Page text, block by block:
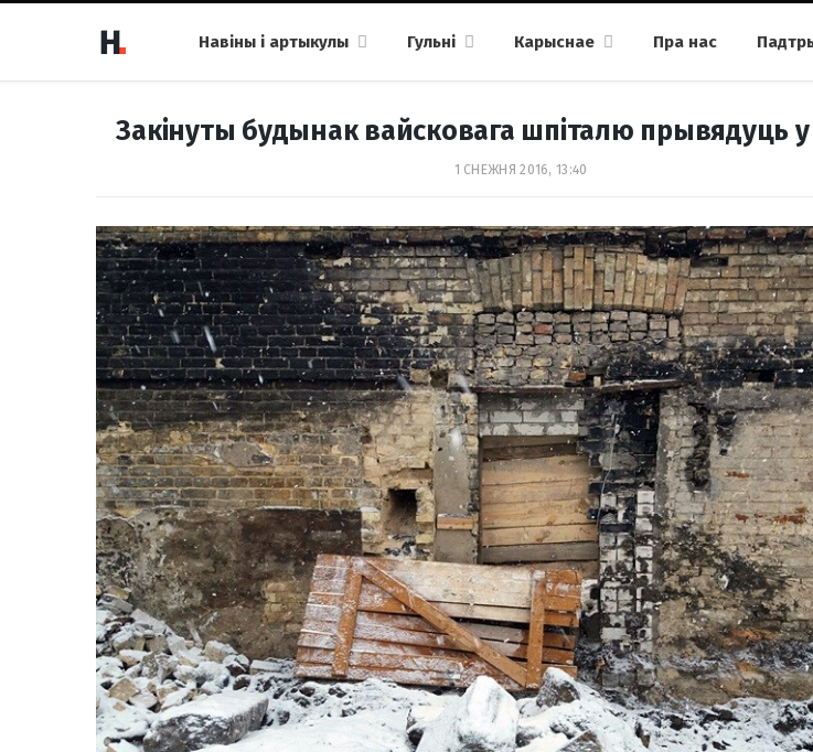
Навіны і артыкулы Гульні Карыснае Пра нас
Закінуты будынак вайсковага шпіталю прывядуць
1 СНЕЖНЯ 2016, 13:40